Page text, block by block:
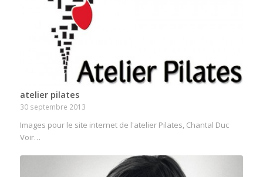
atelier pilates
30 septembre 2013
Images pour le site internet de l'atelier Pilates, Chantal Duc
Voir…